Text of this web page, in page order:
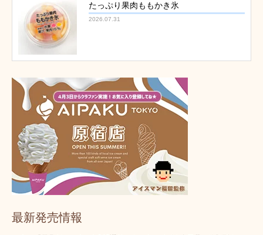
たっぷり果肉ももかき氷
2026.07.31
最新発売情報